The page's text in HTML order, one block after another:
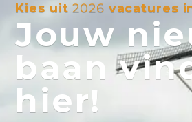
Kies uit2026 vacatures
Jouw
baan
hier!